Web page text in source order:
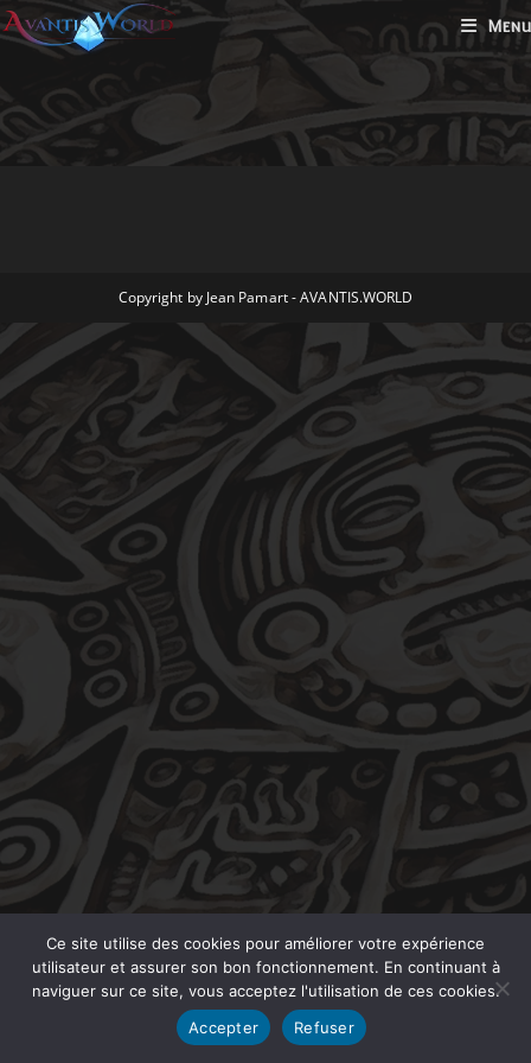
Skip
to
Menu
Copyright by Jean Pamart - AVANTIS.WORLD
Ce site utilise des cookies pour améliorer votre expérience
utilisateur et assurer son bon fonctionnement. En continuant à
naviguer sur ce site, vous acceptez l'utilisation de ces cookies.
Accepter
Refuser